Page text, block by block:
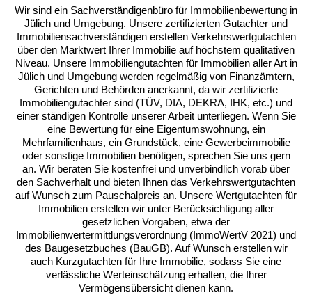
Wertermittlung werden meist folgende Unterlagen benötigt:
Aktueller Grundbuchauszug
Flurkarte (Liegenschaftskarte)
Baupläne und Grundrisse
Wohnflächenberechnung
Energieausweis
Nachweise über Modernisierungen und
Sanierungen
Mietverträge
Wir sind ein Sachverständigenbüro für Immobilienbewertung in
Jülich und Umgebung. Unsere zertifizierten Gutachter und
Immobiliensachverständigen erstellen Verkehrswertgutachten
über den Marktwert Ihrer Immobilie auf höchstem qualitativen
Niveau. Unsere Immobiliengutachten für Immobilien aller Art in
Jülich und Umgebung werden regelmäßig von Finanzämtern,
Gerichten und Behörden anerkannt, da wir zertifizierte
Immobiliengutachter sind (TÜV, DIA, DEKRA, IHK, etc.) und
einer ständigen Kontrolle unserer Arbeit unterliegen. Wenn Sie
eine Bewertung für eine Eigentumswohnung, ein
Mehrfamilienhaus, ein Grundstück, eine Gewerbeimmobilie
oder sonstige Immobilien benötigen, sprechen Sie uns gern
an. Wir beraten Sie kostenfrei und unverbindlich vorab über
den Sachverhalt und bieten Ihnen das Verkehrswertgutachten
auf Wunsch zum Pauschalpreis an. Unsere Wertgutachten für
Immobilien erstellen wir unter Berücksichtigung aller
gesetzlichen Vorgaben, etwa der
Immobilienwertermittlungsverordnung (ImmoWertV 2021) und
des Baugesetzbuches (BauGB). Auf Wunsch erstellen wir
auch Kurzgutachten für Ihre Immobilie, sodass Sie eine
verlässliche Werteinschätzung erhalten, die Ihrer
Vermögensübersicht dienen kann.